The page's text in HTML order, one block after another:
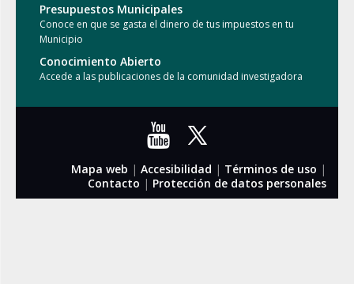
Presupuestos Municipales
Conoce en que se gasta el dinero de tus impuestos en tu
Municipio
Conocimiento Abierto
Accede a las publicaciones de la comunidad investigadora
Mapa web | Accesibilidad | Términos de uso |
Contacto | Protección de datos personales